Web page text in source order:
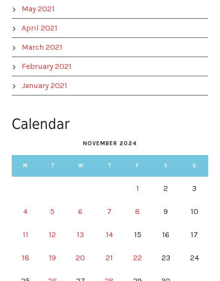
May 2021
April 2021
March 2021
February 2021
January 2021
Calendar
NOVEMBER 2024
M T W T F S S
1 2 3
4 5 6 7 8 9 10
11 12 13 14 15 16 17
18 19 20 21 22 23 24